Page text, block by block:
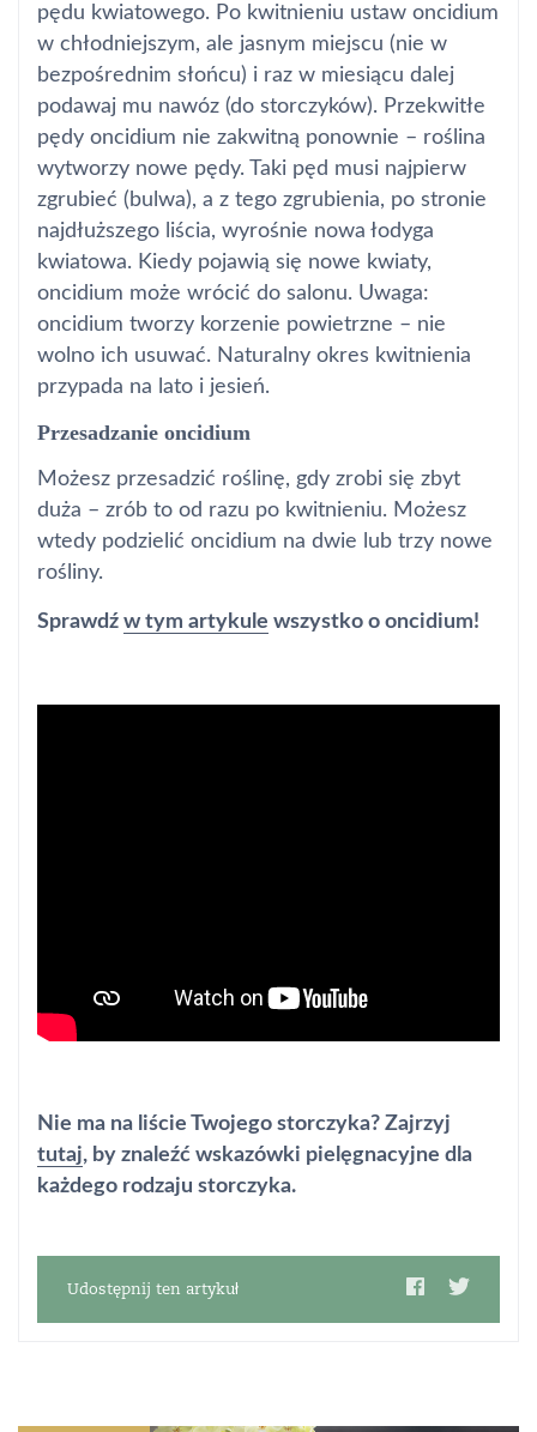
pędu kwiatowego. Po kwitnieniu ustaw oncidium
w chłodniejszym, ale jasnym miejscu (nie w
bezpośrednim słońcu) i raz w miesiącu dalej
podawaj mu nawóz (do storczyków). Przekwitłe
pędy oncidium nie zakwitną ponownie – roślina
wytworzy nowe pędy. Taki pęd musi najpierw
zgrubieć (bulwa), a z tego zgrubienia, po stronie
najdłuższego liścia, wyrośnie nowa łodyga
kwiatowa. Kiedy pojawią się nowe kwiaty,
oncidium może wrócić do salonu. Uwaga:
oncidium tworzy korzenie powietrzne – nie
wolno ich usuwać. Naturalny okres kwitnienia
przypada na lato i jesień.
Przesadzanie oncidium
Możesz przesadzić roślinę, gdy zrobi się zbyt
duża – zrób to od razu po kwitnieniu. Możesz
wtedy podzielić oncidium na dwie lub trzy nowe
rośliny.
Sprawdź w tym artykule wszystko o oncidium!
Nie ma na liście Twojego storczyka? Zajrzyj
tutaj, by znaleźć wskazówki pielęgnacyjne dla
każdego rodzaju storczyka.
Udostępnij ten artykuł